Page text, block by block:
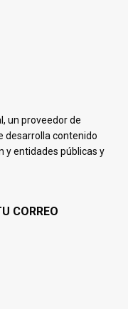
un proveedor de
desarrolla contenido
y entidades públicas y
CORREO